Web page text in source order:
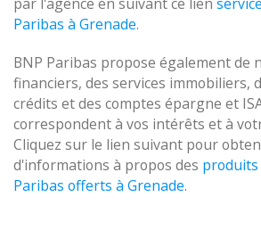
Paribas à Grenade.
BNP Paribas propose également de
financiers, des services immobiliers,
crédits et des comptes épargne et
correspondent à vos intérêts et à
Cliquez sur le lien suivant pour
d'informations à propos des produits
Paribas offerts à Grenade.